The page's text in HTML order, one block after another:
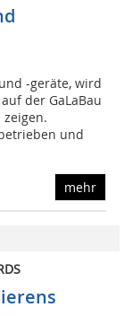
-geräte, wird
der GaLaBau
und
mehr